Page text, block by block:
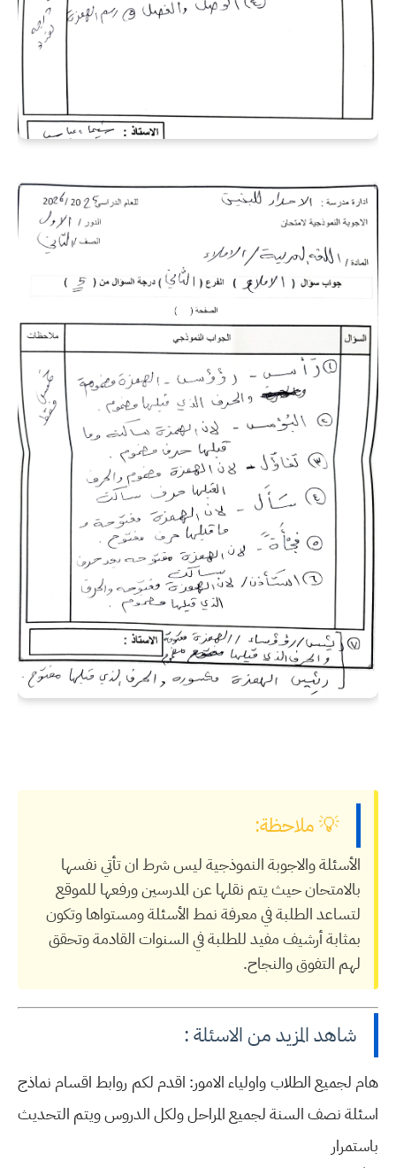
💡 ملاحظة:
الأسئلة والاجوبة النموذجية ليس شرط ان تأتي نفسها
بالامتحان حيث يتم نقلها عن المدرسين ورفعها للموقع
لتساعد الطلبة في معرفة نمط الأسئلة ومستواها وتكون
بمثابة أرشيف مفيد للطلبة في السنوات القادمة وتحقق
لهم التفوق والنجاح.
شاهد المزيد من الاسئلة :
هام لجميع الطلاب واولياء الامور: اقدم لكم روابط اقسام نماذج
اسئلة نصف السنة لجميع المراحل ولكل الدروس ويتم التحديث
باستمرار